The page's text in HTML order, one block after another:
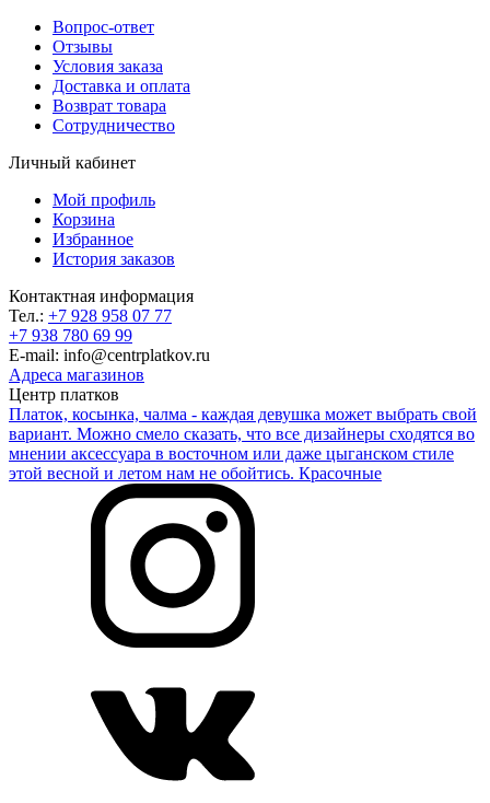
Вопрос-ответ
Отзывы
Условия заказа
Доставка и оплата
Возврат товара
Сотрудничество
Личный кабинет
Мой профиль
Корзина
Избранное
История заказов
Контактная информация
Тел.: +7 928 958 07 77
+7 938 780 69 99
E-mail: info@centrplatkov.ru
Адреса магазинов
Центр платков
Платок, косынка, чалма - каждая девушка может выбрать свой
вариант. Можно смело сказать, что все дизайнеры сходятся во
мнении аксессуара в восточном или даже цыганском стиле
этой весной и летом нам не обойтись. Красочные